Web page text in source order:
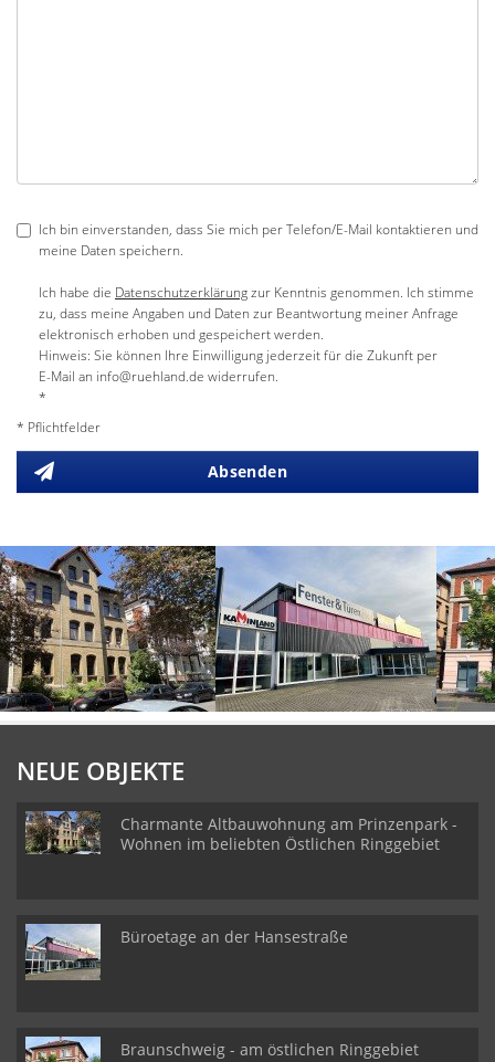
Ich bin einverstanden, dass Sie mich per Telefon/E-Mail kontaktieren und
meine Daten speichern.
Ich habe die Datenschutzerklärungzur Kenntnis genommen. Ich stimme
zu, dass meine Angaben und Daten zur Beantwortung meiner Anfrage
elektronisch erhoben und gespeichert werden.
Hinweis: Sie können Ihre Einwilligung jederzeit für die Zukunft per
E-Mail an info@ruehland.de widerrufen.
*
* Pflichtfelder
Absenden
NEUE OBJEKTE
Charmante Altbauwohnung am Prinzenpark -
Wohnen im beliebten Östlichen Ringgebiet
Büroetage an der Hansestraße
Braunschweig - am östlichen Ringgebiet